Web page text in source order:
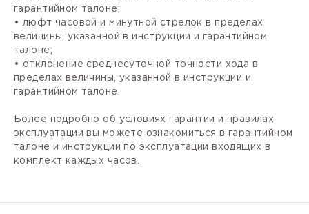
гарантийном талоне;
• люфт часовой и минутной стрелок в пределах
величины, указанной в инструкции и гарантийном
талоне;
• отклонение среднесуточной точности хода в
пределах величины, указанной в инструкции и
гарантийном талоне.
Более подробно об условиях гарантии и правилах
эксплуатации вы можете ознакомиться в гарантийном
талоне и инструкции по эксплуатации входящих в
комплект каждых часов.